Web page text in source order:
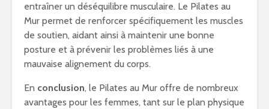
entraîner un déséquilibre musculaire. Le Pilates au
Mur permet de renforcer spécifiquement les muscles
de soutien, aidant ainsi à maintenir une bonne
posture et à prévenir les problèmes liés à une
mauvaise alignement du corps.
En conclusion, le Pilates au Mur offre de nombreux
avantages pour les femmes, tant sur le plan physique